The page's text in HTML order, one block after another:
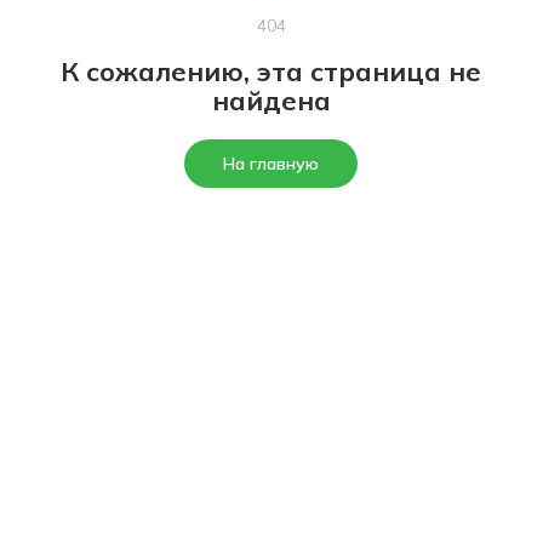
404
К сожалению, эта страница не
найдена
На главную